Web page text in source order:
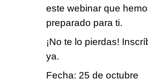
este webinar que
preparado para ti.
¡No te lo pierdas!
ya.
Fecha: 25 de octubre